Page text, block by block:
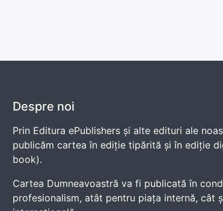
Despre noi
Prin Editura ePublishers și alte edituri ale
publicăm cartea în ediție tipărită și în ediție
book).
Cartea Dumneavoastră va fi publicată în
profesionalism, atât pentru piața internă, cât